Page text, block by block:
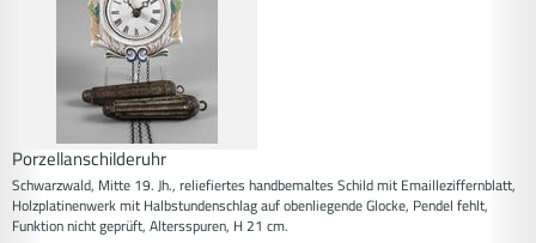
Porzellanschilderuhr
Schwarzwald, Mitte 19. Jh., reliefiertes handbemaltes Schild mit Emailleziffernblatt,
Holzplatinenwerk mit Halbstundenschlag auf obenliegende Glocke, Pendel fehlt,
Funktion nicht geprüft, Altersspuren, H 21 cm.